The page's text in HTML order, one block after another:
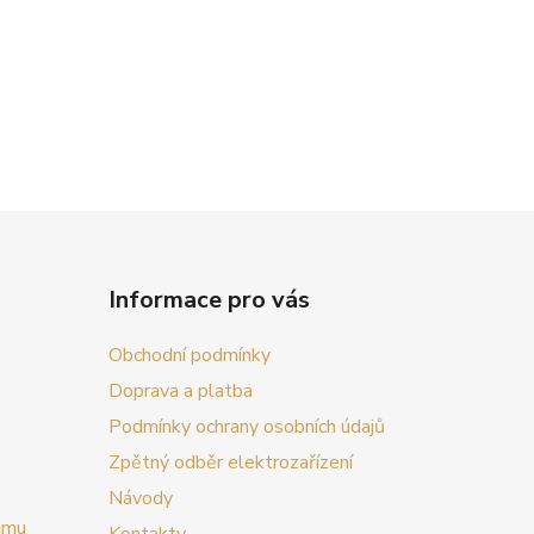
Informace pro vás
Obchodní podmínky
Doprava a platba
Podmínky ochrany osobních údajů
Zpětný odběr elektrozařízení
Návody